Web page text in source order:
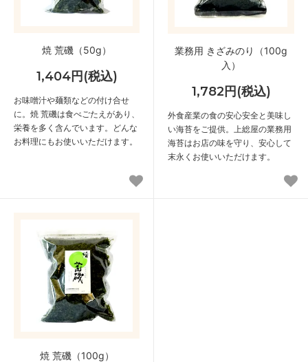
焼 荒磯（50g）
1,404円(税込)
お味噌汁や麺類などの付け合せ
に。焼 荒磯は食べごたえがあり、
栄養を多く含んでいます。どんな
お料理にもお使いいただけます。
業務用 きざみのり（100g
入）
1,782円(税込)
外食産業の食の安心安全と美味し
い海苔をご提供。上総屋の業務用
海苔はお店の味を守り、安心して
末永くお使いいただけます。
焼 荒磯（100g）